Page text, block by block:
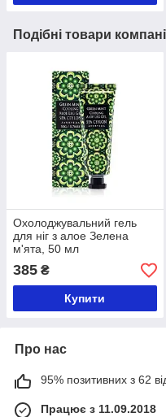
Подібні товари
Охолоджувальний гель
для ніг з алое Зелена
м'ята, 50 мл
385 ₴
Купити
Про нас
95% позитивних з 62
Працює з 11.09.2018